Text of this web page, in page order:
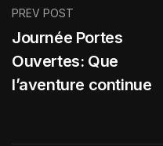
PREV POST
Journée Portes
Ouvertes: Que
l’aventure continue